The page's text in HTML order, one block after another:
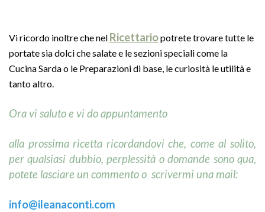
Vi ricordo inoltre che nel Ricettariopotrete trovare tutte le
portate sia dolci che salate e le sezioni speciali come la
Cucina Sarda o le Preparazioni di base, le curiosità le utilità e
tanto altro.
Ora vi saluto e vi do appuntamento
alla prossima ricetta ricordandovi che, come al solito,
per qualsiasi dubbio, perplessità o domande sono qua,
potete lasciare un commento o scrivermi una mail:
info@ileanaconti.com